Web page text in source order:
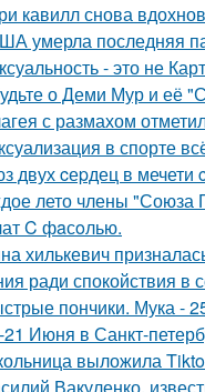
кавилл снова
умерла последняя
- это не
о Деми Мур и её
с размахом
в спорте
двух cеpдец в мечети
лето члены "Союза
C фaсoлью.
хилькевич
ради спокойствия в
пончики. Мука -
Июня в Санкт-
выложила